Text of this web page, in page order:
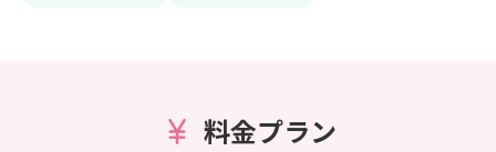
料金プラン